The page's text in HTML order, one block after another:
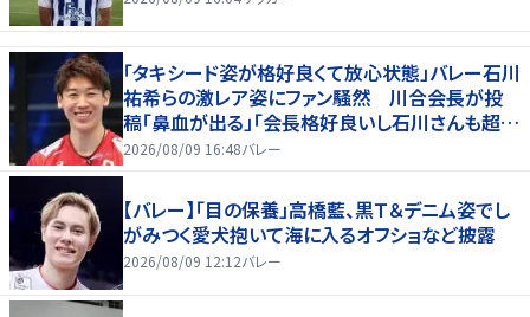
「タキシード姿が格好良くて放心状態」バレー石川
祐希らの激レア姿にファン騒然 川合会長が投
稿「鼻血が出る」「会長格好良いし石川さんも超格
好いい」
2026/08/09 16:48バレー
【バレー】「目の保養」高橋藍、黒Ｔ＆デニム姿でし
がみつく愛犬抱いて海に入るオフショなど披露
2026/08/09 12:12バレー